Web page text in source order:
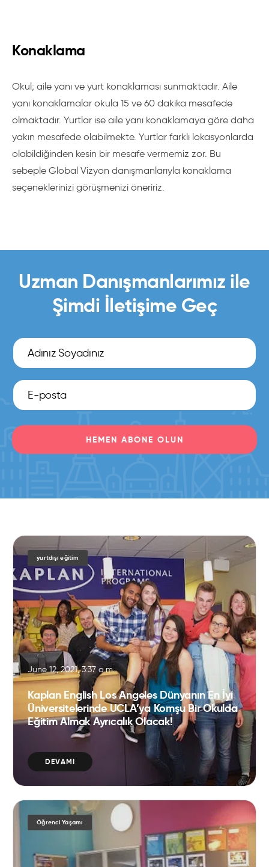
Konaklama
Okul; aile yanı ve yurt konaklaması sunmaktadır. Aile
yanı konaklamalar okula 15 ve 60 dakika mesafede
olmaktadır. Yurtlar ise aile yanı konaklamaya göre daha
yakın mesafede olabilmekte. Yurtlar farklı lokasyonlarda
olabildiğinden kesin bir mesafe vermemiz zor. Bu
sebeple Global Vizyon danışmanlarıyla konaklama
seçeneklerinizi görüşmenizi öneririz.
Uzman Danışmanlarımız ile
Şimdi İletişime Geç
HEMEN ABONE OLUN
yurtdışı eğitim
June 12, 2021, 3:37 a.m.
Kaplan English Los Angeles Dünyanın En İyi
Üniversitelerinde UCLA’ya Komşu Bir Okulda
Eğitim Almak Ayrıcalık Olacak!
DEVAMI
Öğrenci Yaşamı